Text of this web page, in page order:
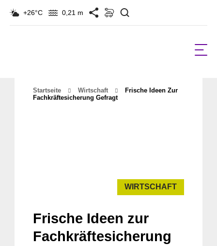
+26°C 0,21 m
Startseite Wirtschaft
Frische Ideen Zur
Fachkräftesicherung Gefragt
WIRTSCHAFT
Frische Ideen zur
Fachkräftesicherung